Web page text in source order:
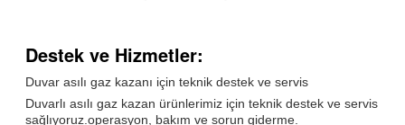
Destek ve Hizmetler:
Duvar asılı gaz kazanı için teknik destek ve servis
Duvarlı asılı gaz kazan ürünlerimiz için teknik destek ve servis
sağlıyoruz.operasyon, bakım ve sorun giderme.